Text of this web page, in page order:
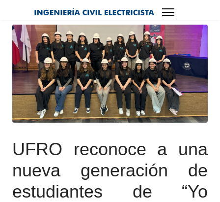
UFRO reconoce a una
nueva generación de
estudiantes de “Yo